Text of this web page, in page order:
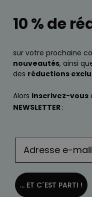
10 % de
sur votre prochaine
nouveautés, ainsi
des réductions
Alors inscrivez-vous
NEWSLETTER :
... ET C´EST PARTI !